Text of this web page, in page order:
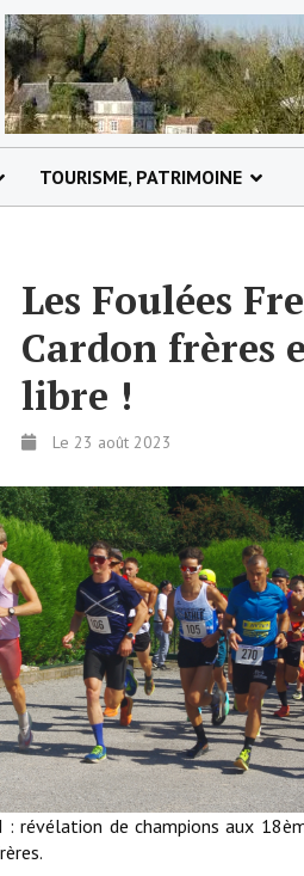
TOURISME, PATRIMOINE
Les Foulées
Cardon frères
libre !
Le 23 août 2023
: révélation de champions aux